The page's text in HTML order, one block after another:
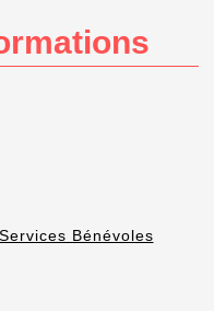
Bénévoles